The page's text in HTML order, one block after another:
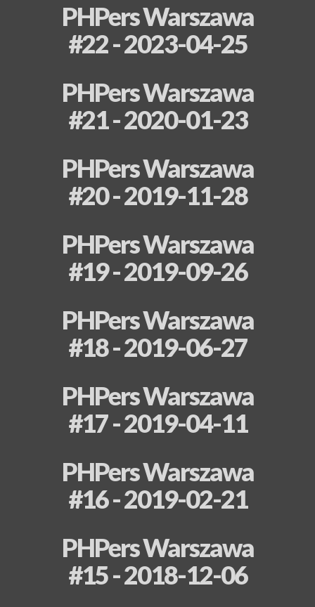
PHPers Warszawa
#22 - 2023-04-25
PHPers Warszawa
#21 - 2020-01-23
PHPers Warszawa
#20 - 2019-11-28
PHPers Warszawa
#19 - 2019-09-26
PHPers Warszawa
#18 - 2019-06-27
PHPers Warszawa
#17 - 2019-04-11
PHPers Warszawa
#16 - 2019-02-21
PHPers Warszawa
#15 - 2018-12-06